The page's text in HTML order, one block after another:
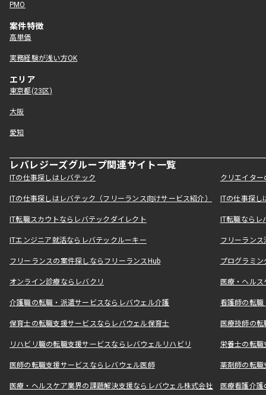
PMO
案件特徴
高単価
実務経験が浅い方OK
エリア
東京都(23区)
大阪
愛知
レバレジーズグループ関連サイト一覧
ITの仕事探しはレバテック クリエイタ
ITの仕事探しはレバテック（フリーランス向けサービス紹介） ITの仕事探
IT転職スカウトならレバテックダイレクト IT転職なら
ITエンジニア就活ならレバテックルーキー フリーラン
フリーランスの案件探しならフリーランスHub プログラミ
オンライン診療ならレバクリ 医療・ヘル
介護職の転職・派遣サービスならレバウェル介護 看護師の転
保育士の転職支援サービスならレバウェル保育士 医療技師の
リハビリ職の転職支援サービスならレバウェルリハビリ 栄養士の転
医師の転職支援サービスならレバウェル医師 薬剤師の転
医療・ヘルスケア業界の課題解決支援ならレバウェル株式会社 医療看護介